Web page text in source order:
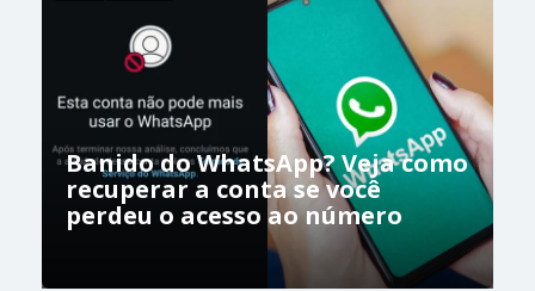
Banido do WhatsApp? Veja como
recuperar a conta se você
perdeu o acesso ao número